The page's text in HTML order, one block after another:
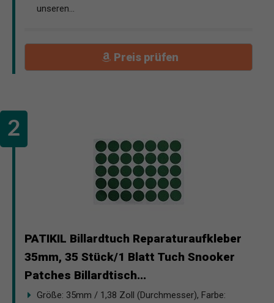
unseren...
Preis prüfen
PATIKIL Billardtuch Reparaturaufkleber
35mm, 35 Stück/1 Blatt Tuch Snooker
Patches Billardtisch...
Größe: 35mm / 1,38 Zoll (Durchmesser), Farbe: